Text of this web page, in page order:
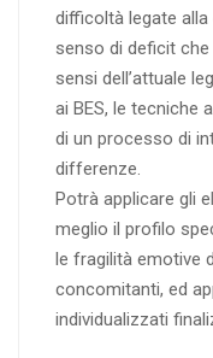
difficoltà legate
senso di deficit
sensi dell’attuale
ai BES, le tecniche
di un processo di
differenze.
Potrà applicare gli
meglio il profilo
le fragilità emotive
concomitanti, ed
individualizzati